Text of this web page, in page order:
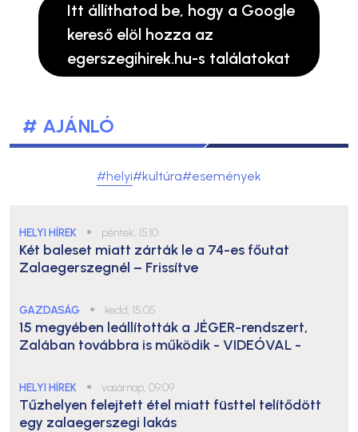
Itt állíthatod be, hogy a Google
kereső elöl hozza az
egerszegihirek.hu-s találatokat
# AJÁNLÓ
#helyi#kultúra#események
HELYI HÍREK ● péntek, 15:10
Két baleset miatt zárták le a 74-es főutat
Zalaegerszegnél – Frissítve
GAZDASÁG ● kedd, 15:05
15 megyében leállították a JÉGER-rendszert,
Zalában továbbra is működik - VIDEÓVAL -
HELYI HÍREK ● vasárnap, 09:09
Tűzhelyen felejtett étel miatt füsttel telítődött
egy zalaegerszegi lakás